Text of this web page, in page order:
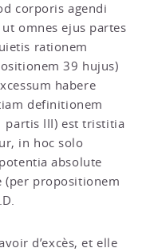
corporis agendi
omnes ejus partes
rationem
39 hujus)
habere
definitionem
III) est tristitia
in hoc solo
absolute
(per propositionem
d’excès, et elle